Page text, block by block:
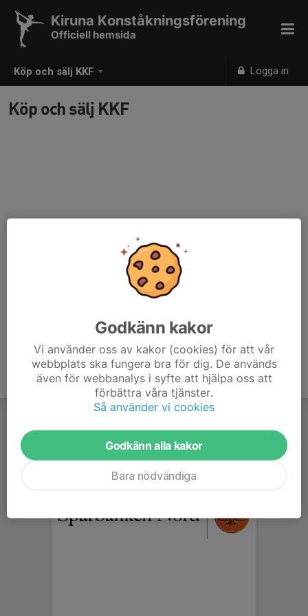
Köp och sälj KKF Logga in
Kiruna Konståkningsförening
Officiell hemsida
Köp och sälj KKF
Godkänn kakor
Vi använder oss av kakor (cookies) för att vår
webbplats ska fungera bra för dig. De används
även för webbanalys i syfte att hjälpa oss att
förbättra våra tjänster.
Så använder vi cookies
Godkänn alla kakor
Bara nödvändiga